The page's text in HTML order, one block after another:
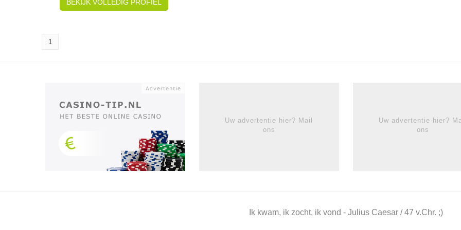
BEKIJK VOLLEDIG PROFIEL
1
Uw advertentie hier? Mail
ons
Uw advertentie hier?
ons
Ik kwam, ik zocht, ik vond - Julius Caesar / 47 v.Chr. ;)